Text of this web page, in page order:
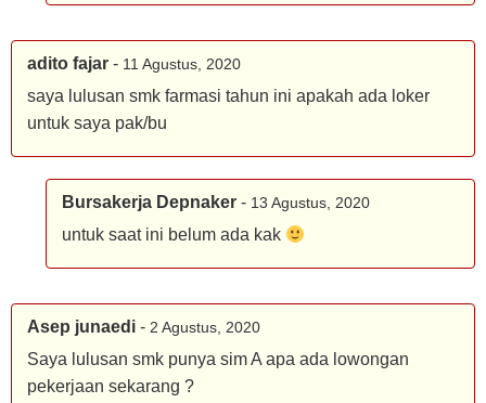
adito fajar - 11 Agustus, 2020
saya lulusan smk farmasi tahun ini apakah ada loker
untuk saya pak/bu
Bursakerja Depnaker - 13 Agustus, 2020
untuk saat ini belum ada kak
Asep junaedi - 2 Agustus, 2020
Saya lulusan smk punya sim A apa ada lowongan
pekerjaan sekarang ?